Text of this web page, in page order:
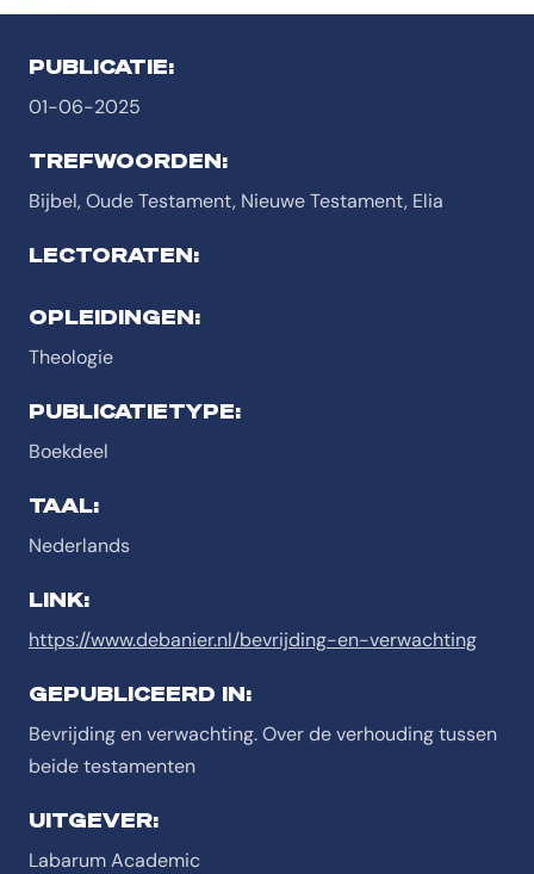
PUBLICATIE:
01-06-2025
TREFWOORDEN:
Bijbel, Oude Testament, Nieuwe Testament, Elia
LECTORATEN:
OPLEIDINGEN:
Theologie
PUBLICATIETYPE:
Boekdeel
TAAL:
Nederlands
LINK:
https://www.debanier.nl/bevrijding-en-verwachting
GEPUBLICEERD IN:
Bevrijding en verwachting. Over de verhouding tussen
beide testamenten
UITGEVER:
Labarum Academic